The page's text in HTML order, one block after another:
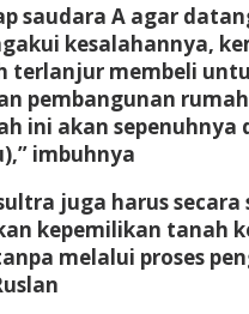
saudara A agar
kesalahannya,
terlanjur membeli
pembangunan
ini akan sepenuhnya
imbuhnya
juga harus secara
kepemilikan tanah
melalui proses